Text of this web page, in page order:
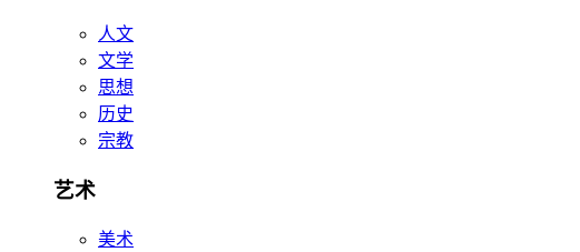
人文
文学
思想
历史
宗教
艺术
美术